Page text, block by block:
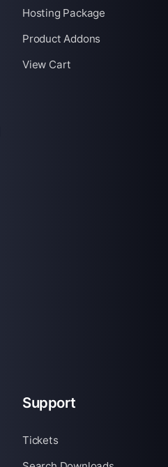
Hosting Package
Product Addons
View Cart
Support
Tickets